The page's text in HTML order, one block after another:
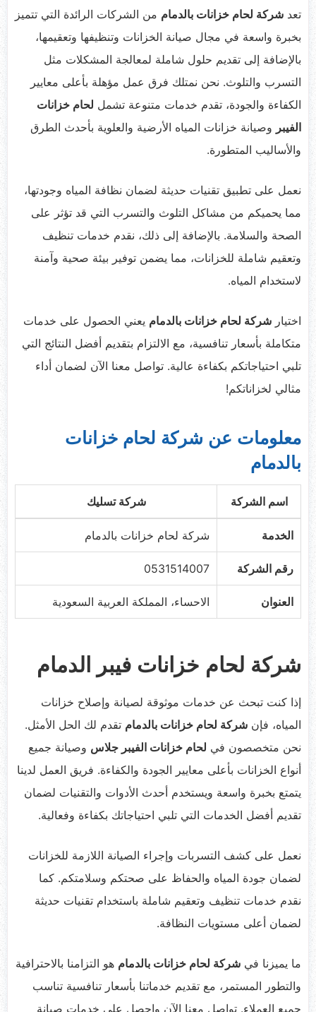
تعد شركة لحام خزانات بالدمام من الشركات الرائدة التي تتميز
بخبرة واسعة في مجال صيانة الخزانات وتنظيفها وتعقيمها،
بالإضافة إلى تقديم حلول شاملة لمعالجة المشكلات مثل
التسرب والتلوث. نحن نمتلك فرق عمل مؤهلة بأعلى معايير
الكفاءة والجودة، تقدم خدمات متنوعة تشمل لحام خزانات
الفيبر وصيانة خزانات المياه الأرضية والعلوية بأحدث الطرق
والأساليب المتطورة.
نعمل على تطبيق تقنيات حديثة لضمان نظافة المياه وجودتها،
مما يحميكم من مشاكل التلوث والتسرب التي قد تؤثر على
الصحة والسلامة. بالإضافة إلى ذلك، نقدم خدمات تنظيف
وتعقيم شاملة للخزانات، مما يضمن توفير بيئة صحية وآمنة
لاستخدام المياه.
اختيار شركة لحام خزانات بالدمام يعني الحصول على خدمات
متكاملة بأسعار تنافسية، مع الالتزام بتقديم أفضل النتائج التي
تلبي احتياجاتكم بكفاءة عالية. تواصل معنا الآن لضمان أداء
مثالي لخزاناتكم!
معلومات عن شركة لحام خزانات
بالدمام
اسم الشركة شركة تسليك
الخدمة شركة لحام خزانات بالدمام
رقم الشركة 0531514007
العنوان الاحساء، المملكة العربية السعودية
شركة لحام خزانات فيبر الدمام
إذا كنت تبحث عن خدمات موثوقة لصيانة وإصلاح خزانات
المياه، فإن شركة لحام خزانات بالدمام تقدم لك الحل الأمثل.
نحن متخصصون في لحام خزانات الفيبر جلاس وصيانة جميع
أنواع الخزانات بأعلى معايير الجودة والكفاءة. فريق العمل لدينا
يتمتع بخبرة واسعة ويستخدم أحدث الأدوات والتقنيات لضمان
تقديم أفضل الخدمات التي تلبي احتياجاتك بكفاءة وفعالية.
نعمل على كشف التسربات وإجراء الصيانة اللازمة للخزانات
لضمان جودة المياه والحفاظ على صحتكم وسلامتكم. كما
نقدم خدمات تنظيف وتعقيم شاملة باستخدام تقنيات حديثة
لضمان أعلى مستويات النظافة.
ما يميزنا في شركة لحام خزانات بالدمام هو التزامنا بالاحترافية
والتطور المستمر، مع تقديم خدماتنا بأسعار تنافسية تناسب
جميع العملاء. تواصل معنا الآن واحصل على خدمات صيانة